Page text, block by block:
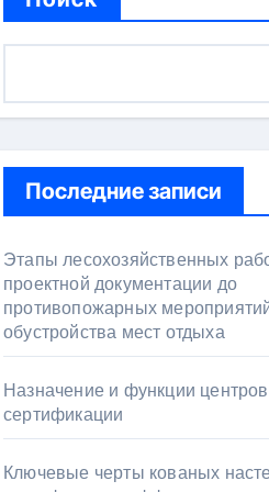
Последние записи
Этапы лесохозяйственных
проектной документации до
противопожарных
обустройства мест отдыха
Назначение и функции центров
сертификации
Ключевые черты кованых